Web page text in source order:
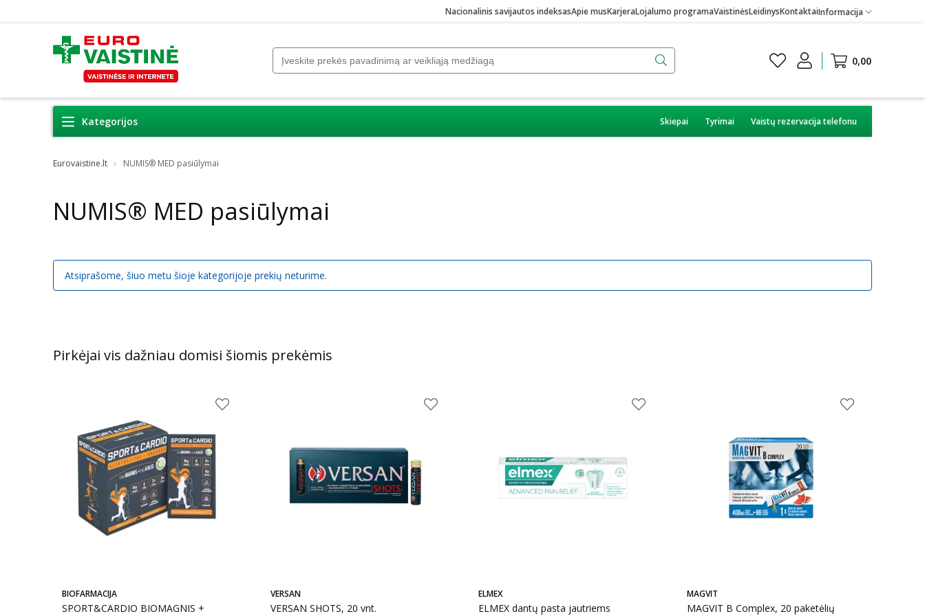
Nacionalinis savijautos indeksasApie musKarjeraLojalumo programaVaistinėsLeidinysKontaktaiInformacija
0,00
Kategorijos Skiepai Tyrimai Vaistų rezervacija telefonu
Eurovaistine.lt NUMIS® MED pasiūlymai
NUMIS® MED pasiūlymai
Atsiprašome, šiuo metu šioje kategorijoje prekių neturime.
Pirkėjai vis dažniau domisi šiomis prekėmis
BIOFARMACIJA
SPORT&CARDIO BIOMAGNIS +
VERSAN
VERSAN SHOTS, 20 vnt.
ELMEX
ELMEX dantų pasta jautriems
MAGVIT
MAGVIT B Complex, 20 paketėlių